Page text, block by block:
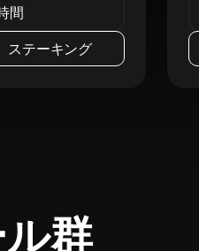
間
ステーキング
群